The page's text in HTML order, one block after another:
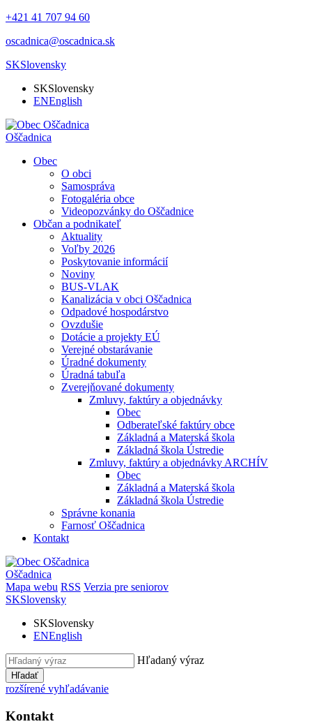
+421 41 707 94 60
oscadnica@oscadnica.sk
SKSlovensky
SKSlovensky
ENEnglish
Oščadnica
Obec
O obci
Samospráva
Fotogaléria obce
Videopozvánky do Oščadnice
Občan a podnikateľ
Aktuality
Voľby 2026
Poskytovanie informácií
Noviny
BUS-VLAK
Kanalizácia v obci Oščadnica
Odpadové hospodárstvo
Ovzdušie
Dotácie a projekty EÚ
Verejné obstarávanie
Úradné dokumenty
Úradná tabuľa
Zverejňované dokumenty
Zmluvy, faktúry a objednávky
Obec
Odberateľské faktúry obce
Základná a Materská škola
Základná škola Ústredie
Zmluvy, faktúry a objednávky ARCHÍV
Obec
Základná a Materská škola
Základná škola Ústredie
Správne konania
Farnosť Oščadnica
Kontakt
Oščadnica
Mapa webu RSS Verzia pre seniorov
SKSlovensky
SKSlovensky
ENEnglish
Hľadaný výraz
Hľadať
rozšírené vyhľadávanie
Kontakt